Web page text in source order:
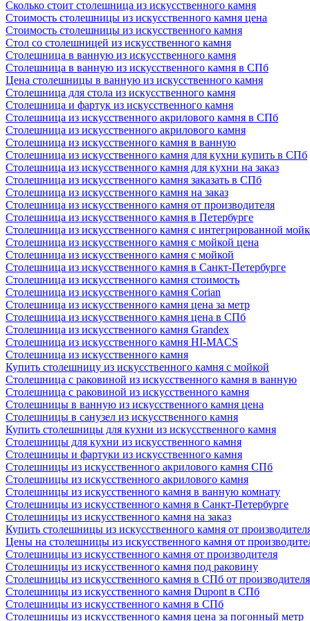
Сколько стоит столешница из искусственного камня
Стоимость столешницы из искусственного камня цена
Стоимость столешницы из искусственного камня
Стол со столешницей из искусственного камня
Столешница в ванную из искусственного камня
Столешница в ванную из искусственного камня в СПб
Цена столешницы в ванную из искусственного камня
Столешница для стола из искусственного камня
Столешница и фартук из искусственного камня
Столешница из искусственного акрилового камня в СПб
Столешница из искусственного акрилового камня
Столешница из искусственного камня в ванную
Столешница из искусственного камня для кухни купить в СПб
Столешница из искусственного камня для кухни на заказ
Столешница из искусственного камня заказать в СПб
Столешница из искусственного камня на заказ
Столешница из искусственного камня от производителя
Столешница из искусственного камня в Петербурге
Столешница из искусственного камня с интегрированной
Столешница из искусственного камня с мойкой цена
Столешница из искусственного камня с мойкой
Столешница из искусственного камня в Санкт-Петербурге
Столешница из искусственного камня стоимость
Столешница из искусственного камня Сorian
Столешница из искусственного камня цена за метр
Столешница из искусственного камня цена в СПб
Столешница из искусственного камня Grandex
Столешница из искусственного камня HI-MACS
Столешница из искусственного камня
Купить столешницу из искусственного камня с мойкой
Столешница с раковиной из искусственного камня в ванную
Столешница с раковиной из искусственного камня
Столешницы в ванную из искусственного камня цена
Столешницы в санузел из искусственного камня
Купить столешницы для кухни из искусственного камня
Столешницы для кухни из искусственного камня
Столешницы и фартуки из искусственного камня
Столешницы из искусственного акрилового камня СПб
Столешницы из искусственного акрилового камня
Столешницы из искусственного камня в ванную комнату
Столешницы из искусственного камня в Санкт-Петербурге
Столешницы из искусственного камня на заказ
Купить столешницы из искусственного камня от
Цены на столешницы из искусственного камня от
Столешницы из искусственного камня от производителя
Столешницы из искусственного камня под раковину
Столешницы из искусственного камня в СПб от производителя
Столешницы из искусственного камня Dupont в СПб
Столешницы из искусственного камня в СПб
Столешницы из искусственного камня цена за погонный метр